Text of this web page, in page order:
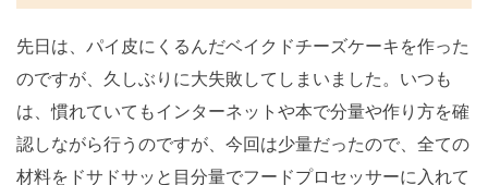
先日は、パイ皮にくるんだベイクドチーズケーキを作った
のですが、久しぶりに大失敗してしまいました。いつも
は、慣れていてもインターネットや本で分量や作り方を確
認しながら行うのですが、今回は少量だったので、全ての
材料をドサドサッと目分量でフードプロセッサーに入れて